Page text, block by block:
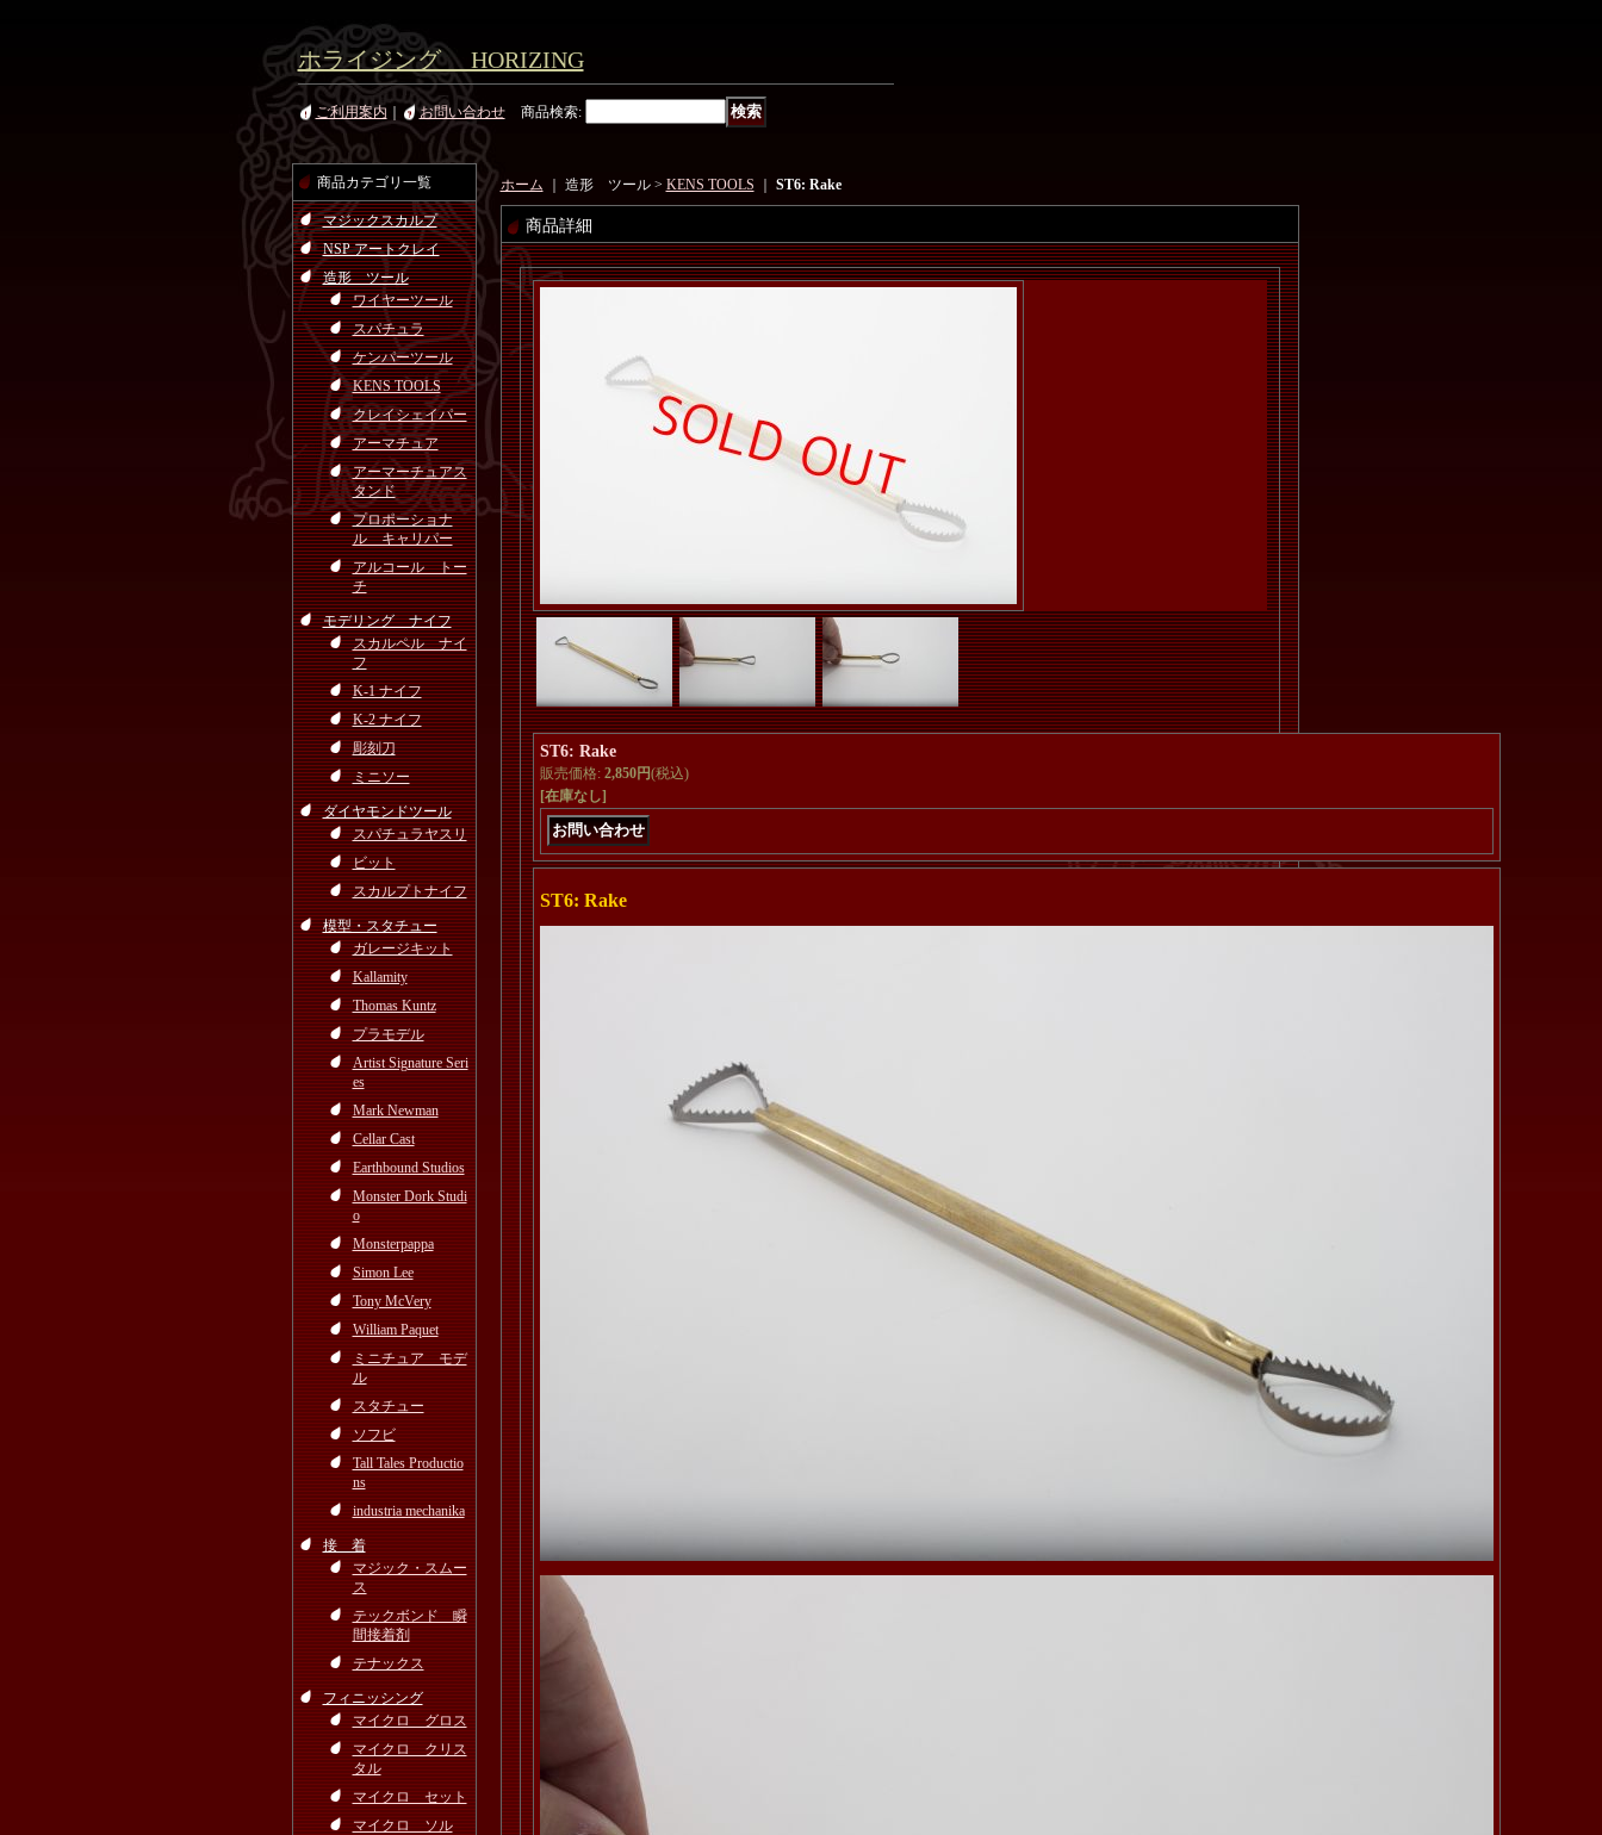
ホライジング HORIZING
ご利用案内 お問い合わせ 商品検索:
商品カテゴリ一覧
マジックスカルプ
NSP アートクレイ
造形 ツール
ワイヤーツール
スパチュラ
ケンパーツール
KENS TOOLS
クレイシェイパー
アーマチュア
アーマーチュアス
タンド
プロポーショナ
ル キャリパー
アルコール トー
チ
モデリング ナイフ
スカルペル ナイ
フ
K-1 ナイフ
K-2 ナイフ
彫刻刀
ミニソー
ダイヤモンドツール
スパチュラヤスリ
ビット
スカルプトナイフ
模型・スタチュー
ガレージキット
Kallamity
Thomas Kuntz
プラモデル
Artist Signature Seri
es
Mark Newman
Cellar Cast
Earthbound Studios
Monster Dork Studi
o
Monsterpappa
Simon Lee
Tony McVery
William Paquet
ミニチュア モデ
ル
スタチュー
ソフビ
Tall Tales Productio
ns
industria mechanika
接 着
マジック・スムー
ス
テックボンド 瞬
間接着剤
テナックス
フィニッシング
マイクロ グロス
マイクロ クリス
タル
マイクロ セット
マイクロ ソル
ホーム ｜ 造形 ツール > KENS TOOLS ST6: Rake
商品詳細
ST6: Rake
販売価格: 2,850円(税込)
[在庫なし]
ST6: Rake